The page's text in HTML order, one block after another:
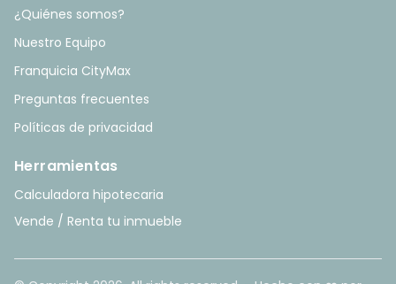
¿Quiénes somos?
Nuestro Equipo
Franquicia CityMax
Preguntas frecuentes
Políticas de privacidad
Herramientas
Calculadora hipotecaria
Vende / Renta tu inmueble